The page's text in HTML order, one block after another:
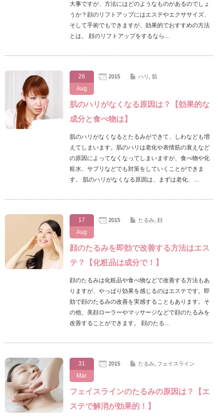
大事ですが、方法にはどのようなものがあるのでしょ
うか？顔のリフトアップにはエステやエクササイズ、
そして手術でもできますが、効果的でおすすめの方法
とは。 顔のリフトアップをするなら…
26
Aug
2015 ハリ 肌
肌のハリがなくなる原因は？【効果的な
成分と食べ物は】
肌のハリがなくなるとたるみができて、しわなども増
えてしまいます。肌のハリは老化や表情筋の衰えなど
の原因によってなくなってしまいますが、食べ物や化
粧水、サプリなどでも対策をしていくことができま
す。 肌のハリがなくなる原因は、まずは老化、…
17
Aug
2015 たるみ, 顔
顔のたるみを即効で改善する方法はエス
テ？【化粧品は成分で！】
顔のたるみは化粧品や食べ物などで改善する方法もあ
りますが、やっぱり効果を感じるのはエステです。即
効で顔のたるみの改善を実感することもあります。そ
の他、美顔ローラーやマッサージなどで顔のたるみを
改善することができます。 顔のたる…
31
Mar
2015 たるみ, フェイスライン
フェイスラインのたるみの原因は？【エ
ステで解消が効果的！】